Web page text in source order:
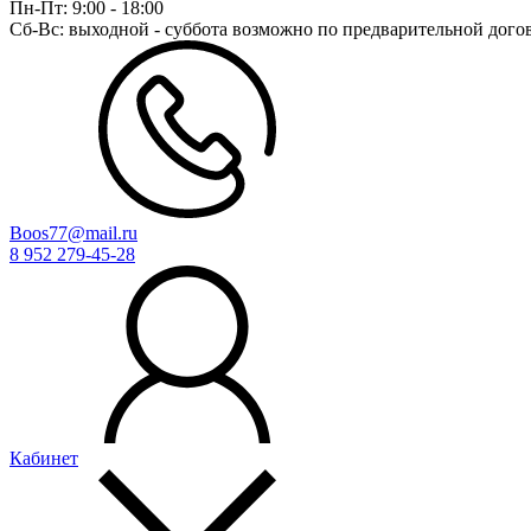
Пн-Пт: 9:00 - 18:00
Сб-Вс: выходной - суббота возможно по предварительной
Boos77@mail.ru
8 952 279-45-28
Кабинет